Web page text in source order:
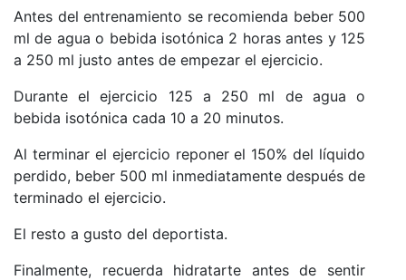
Antes del entrenamiento se recomienda beber 500
ml de agua o bebida isotónica 2 horas antes y 125
a 250 ml justo antes de empezar el ejercicio.
Durante el ejercicio 125 a 250 ml de agua o
bebida isotónica cada 10 a 20 minutos.
Al terminar el ejercicio reponer el 150% del líquido
perdido, beber 500 ml inmediatamente después de
terminado el ejercicio.
El resto a gusto del deportista.
Finalmente, recuerda hidratarte antes de sentir